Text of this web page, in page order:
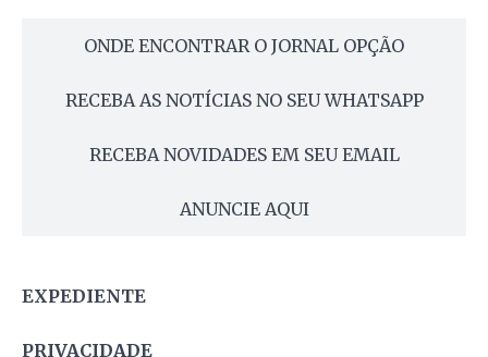
ONDE ENCONTRAR O JORNAL OPÇÃO
RECEBA AS NOTÍCIAS NO SEU WHATSAPP
RECEBA NOVIDADES EM SEU EMAIL
ANUNCIE AQUI
EXPEDIENTE
PRIVACIDADE